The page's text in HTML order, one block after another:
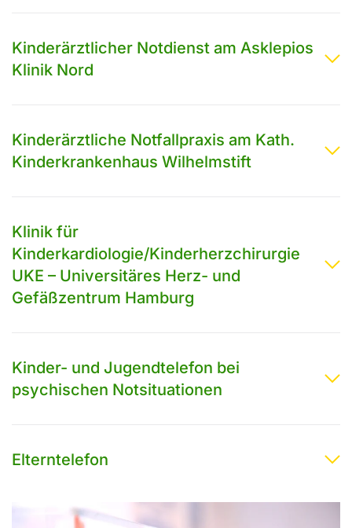
Kinderärztlicher Notdienst am Asklepios
Klinik Nord
Kinderärztliche Notfallpraxis am Kath.
Kinderkrankenhaus Wilhelmstift
Klinik für
Kinderkardiologie/Kinderherzchirurgie
UKE – Universitäres Herz- und
Gefäßzentrum Hamburg
Kinder- und Jugendtelefon bei
psychischen Notsituationen
Elterntelefon